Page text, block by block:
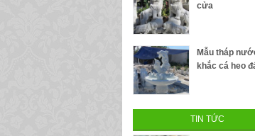
cửa
Mẫu tháp
khắc cá heo
TIN TỨC